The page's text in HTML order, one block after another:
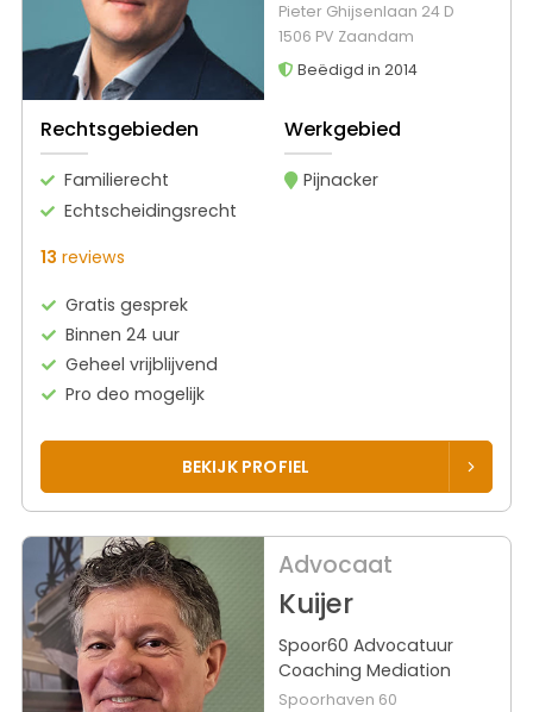
Pieter Ghijsenlaan 24 D
1506 PV Zaandam
Beëdigd in 2014
Rechtsgebieden
Familierecht
Echtscheidingsrecht
Werkgebied
Pijnacker
13 reviews
Gratis gesprek
Binnen 24 uur
Geheel vrijblijvend
Pro deo mogelijk
BEKIJK PROFIEL
Advocaat
Kuijer
Spoor60 Advocatuur
Coaching Mediation
Spoorhaven 60